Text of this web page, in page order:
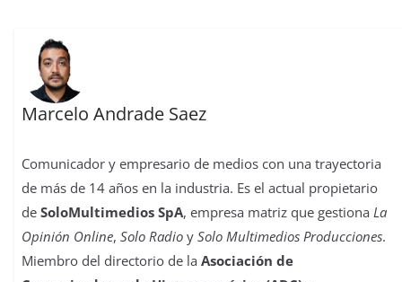
Marcelo Andrade Saez
Comunicador y empresario de medios con una trayectoria
de más de 14 años en la industria. Es el actual propietario
deSoloMultimedios SpA, empresa matriz que gestiona La
Opinión Online,Solo Radio ySolo Multimedios Producciones.
Miembro del directorio de laAsociación de